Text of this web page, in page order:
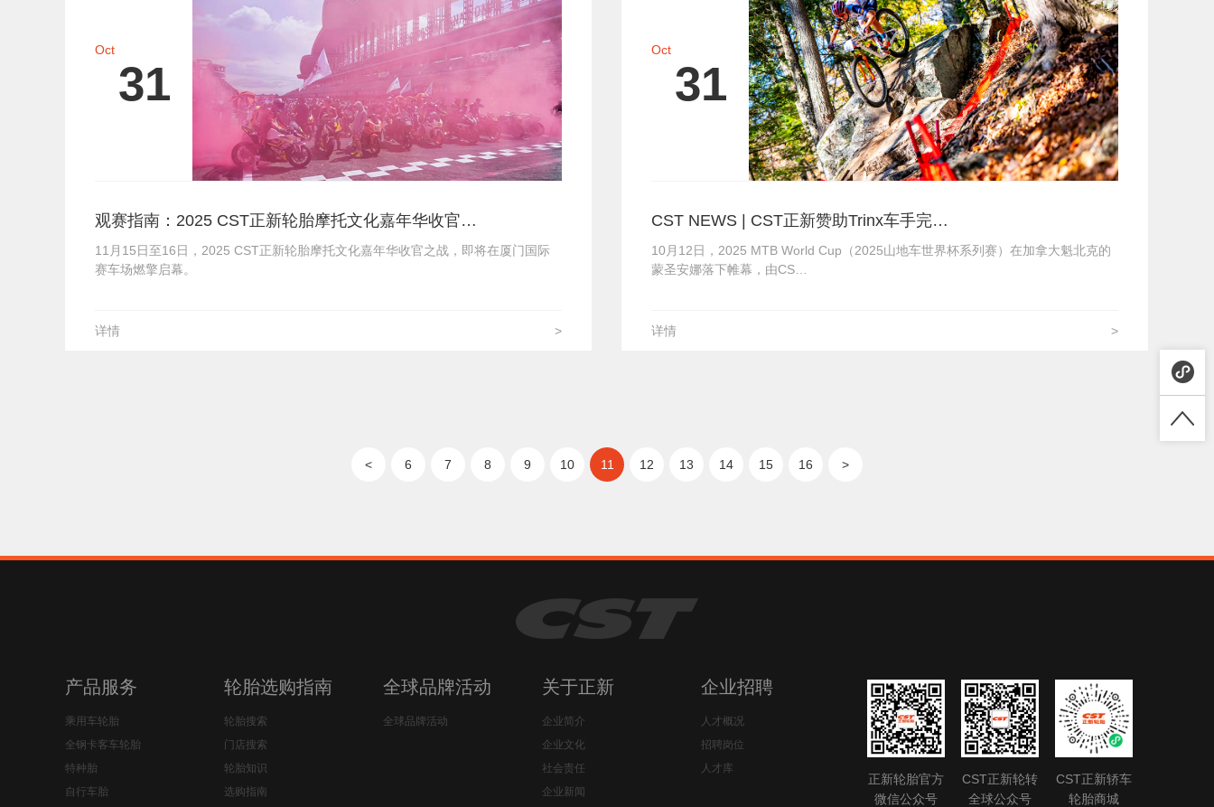
Oct
31
观赛指南：2025 CST正新轮胎摩托文化嘉年华收官…
11月15日至16日，2025 CST正新轮胎摩托文化嘉年华收官之战，即将在厦门国际
赛车场燃擎启幕。
详情 >
Oct
31
CST NEWS | CST正新赞助Trinx车手完…
10月12日，2025 MTB World Cup（2025山地车世界杯系列赛）在加拿大魁北克的
蒙圣安娜落下帷幕，由CS…
详情 >
< 6 7 8 9 10 11 12 13 14 15 16 >
产品服务
乘用车轮胎
全钢卡客车轮胎
特种胎
自行车胎
轮胎选购指南
轮胎搜索
门店搜索
轮胎知识
选购指南
全球品牌活动
全球品牌活动
关于正新
企业简介
企业文化
社会责任
企业新闻
企业招聘
人才概况
招聘岗位
人才库
正新轮胎官方
微信公众号
CST正新轮转
全球公众号
CST正新轿车
轮胎商城